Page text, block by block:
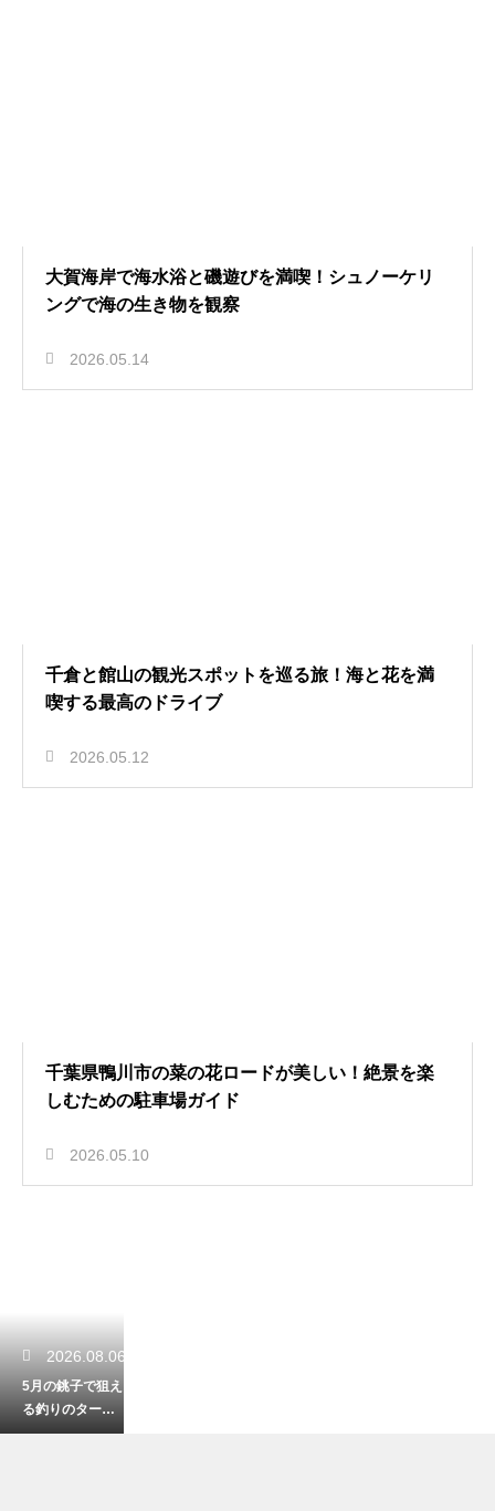
大賀海岸で海水浴と磯遊びを満喫！シュノーケリ
ングで海の生き物を観察
2026.05.14
千倉と館山の観光スポットを巡る旅！海と花を満
喫する最高のドライブ
2026.05.12
千葉県鴨川市の菜の花ロードが美しい！絶景を楽
しむための駐車場ガイド
2026.05.10
2026.08.06
5月の銚子で狙え
る釣りのターゲ
ット！初夏の海